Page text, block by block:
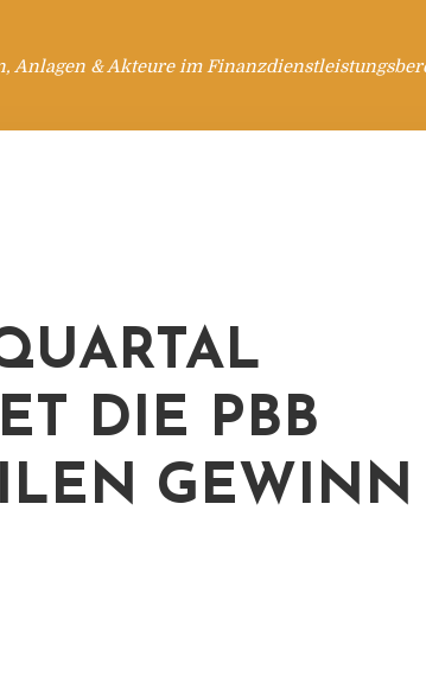
& Akteure im
DIE PBB
GEWINN